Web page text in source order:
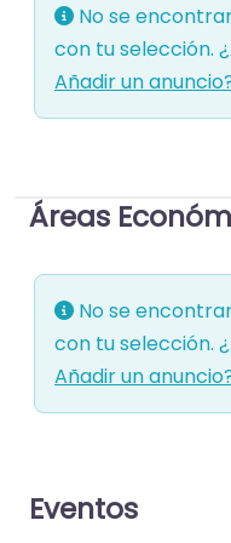
No se
con tu selección.
Añadir un
Áreas
No se
con tu selección.
Añadir un
Eventos